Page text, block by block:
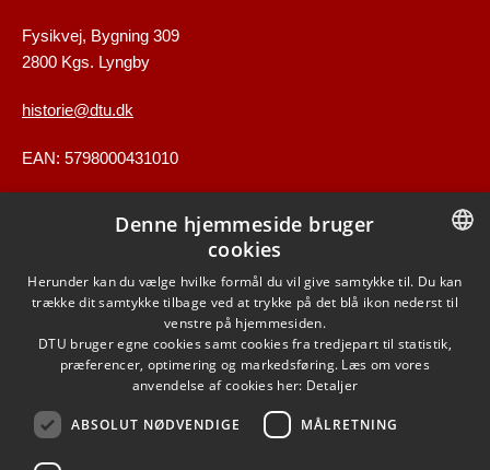
Fysikvej, Bygning 309
2800 Kgs. Lyngby
historie@dtu.dk
EAN: 5798000431010
Kontakt DANISH
ENGLISH
Denne hjemmeside bruger
cookies
Herunder kan du vælge hvilke formål du vil give samtykke til. Du kan
trække dit samtykke tilbage ved at trykke på det blå ikon nederst til
venstre på hjemmesiden.
DTU bruger egne cookies samt cookies fra tredjepart til statistik,
præferencer, optimering og markedsføring. Læs om vores
anvendelse af cookies her: Detaljer
ABSOLUT NØDVENDIGE MÅLRETNING